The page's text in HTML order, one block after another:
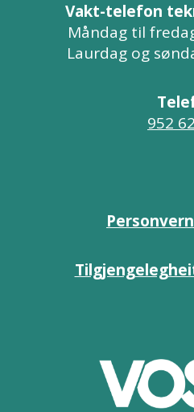
Vakt-telefon
Måndag til
Laurdag og
952